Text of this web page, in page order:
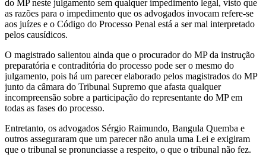
do MP neste julgamento sem qualquer impedimento legal, visto que
as razões para o impedimento que os advogados invocam refere-se
aos juízes e o Código do Processo Penal está a ser mal interpretado
pelos causídicos.
O magistrado salientou ainda que o procurador do MP da instrução
preparatória e contraditória do processo pode ser o mesmo do
julgamento, pois há um parecer elaborado pelos magistrados do MP
junto da câmara do Tribunal Supremo que afasta qualquer
incompreensão sobre a participação do representante do MP em
todas as fases do processo.
Entretanto, os advogados Sérgio Raimundo, Bangula Quemba e
outros asseguraram que um parecer não anula uma Lei e exigiram
que o tribunal se pronunciasse a respeito, o que o tribunal não fez.